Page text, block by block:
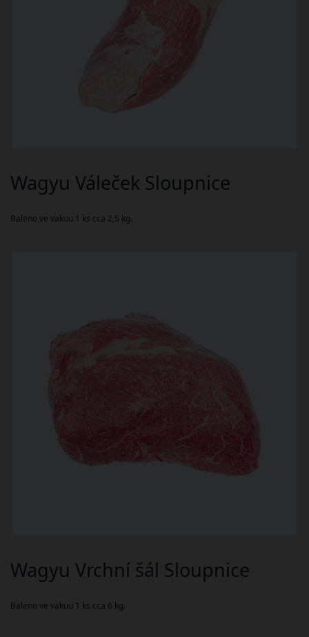
Baleno ve vakuu 1 ks cca 2,5 kg.
Wagyu Váleček Sloupnice
Baleno ve vakuu 1 ks cca 6 kg.
Wagyu Vrchní šál Sloupnice